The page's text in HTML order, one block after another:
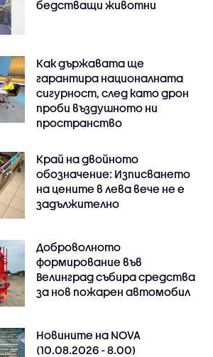
бедстващи животни
Как държавата ще
гарантира националната
сигурност, след като дрон
проби въздушното ни
пространство
Край на двойното
обозначение: Изписването
на цените в лева вече не е
задължително
Доброволното
формирование във
Велинград събира средства
за нов пожарен автомобил
Новините на NOVA
(10.08.2026 - 8.00)